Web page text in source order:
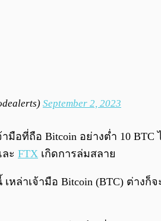
September 2, 2023
ามือที่ถือ Bitcoin อย่างต่ำ 10
ะ FTX เกิดการล่มสลาย
หล่าเจ้ามือ Bitcoin (BTC) ต่างก็